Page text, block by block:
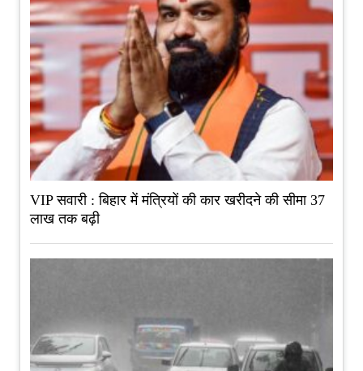
VIP सवारी : बिहार में मंत्रियों की कार खरीदने की सीमा 37
लाख तक बढ़ी